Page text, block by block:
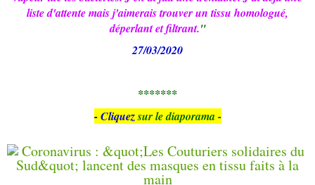
liste d'attente mais j'aimerais trouver un tissu homologué,
déperlant et filtrant."
27/03/2020
*******
- Cliquezsur le diaporama -